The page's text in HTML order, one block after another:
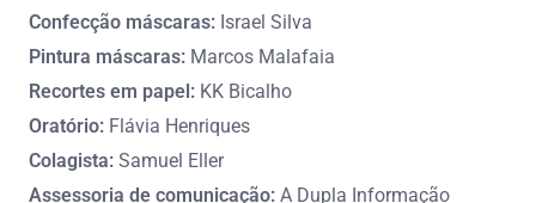
Confecção máscaras: Israel Silva
Pintura máscaras: Marcos Malafaia
Recortes em papel: KK Bicalho
Oratório: Flávia Henriques
Colagista: Samuel Eller
Assessoria de comunicação: A Dupla Informação